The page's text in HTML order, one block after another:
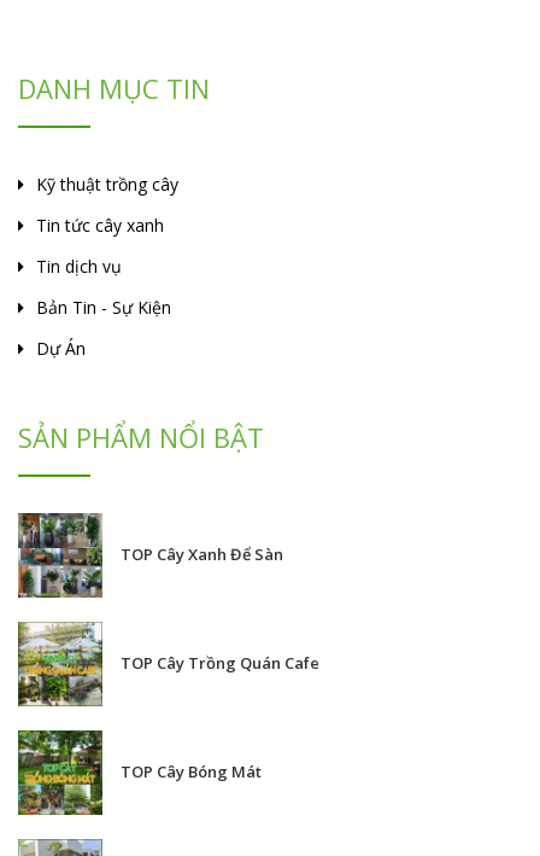
DANH MỤC TIN
Kỹ thuật trồng cây
Tin tức cây xanh
Tin dịch vụ
Bản Tin - Sự Kiện
Dự Án
SẢN PHẨM NỔI BẬT
TOP Cây Xanh Để Sàn
TOP Cây Trồng Quán Cafe
TOP Cây Bóng Mát